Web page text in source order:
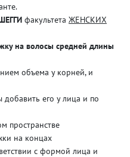
факультета ЖЕНСКИХ
на волосы средней длины
объема у корней, и
добавить его у лица и по
пространстве
на концах
с формой лица и